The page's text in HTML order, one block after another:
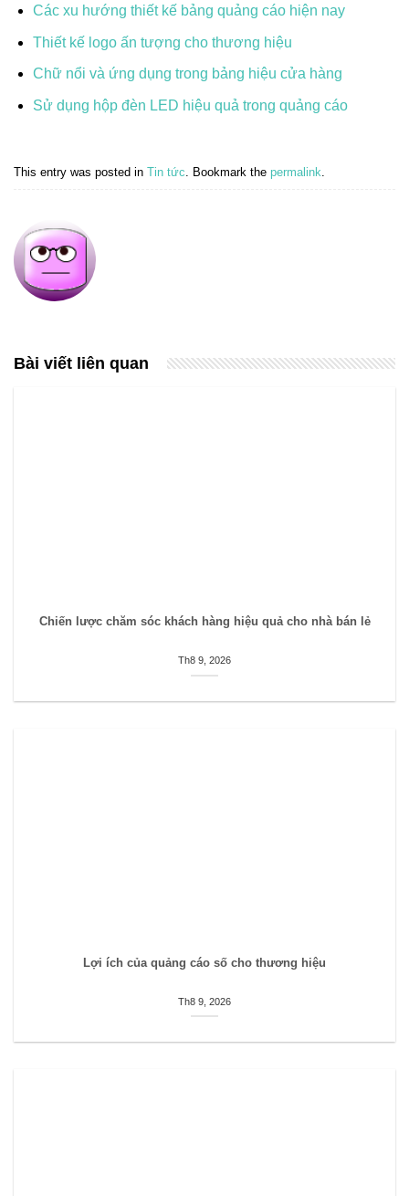
Các xu hướng thiết kế bảng quảng cáo hiện nay
Thiết kế logo ấn tượng cho thương hiệu
Chữ nổi và ứng dụng trong bảng hiệu cửa hàng
Sử dụng hộp đèn LED hiệu quả trong quảng cáo
This entry was posted in Tin tức. Bookmark the permalink.
Bài viết liên quan
Chiến lược chăm sóc khách hàng hiệu quả cho nhà bán lẻ
Th8 9, 2026
Lợi ích của quảng cáo số cho thương hiệu
Th8 9, 2026